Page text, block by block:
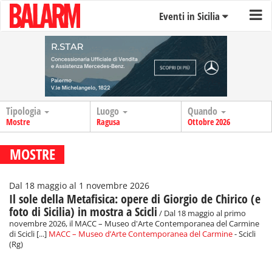
Eventi in Sicilia
Tipologia
Mostre
Luogo
Ragusa
Quando
Ottobre 2026
MOSTRE
Dal 18 maggio al 1 novembre 2026
Il sole della Metafisica: opere di Giorgio de Chirico (e
foto di Sicilia) in mostra a Scicli / Dal 18 maggio al primo
novembre 2026, il MACC – Museo d'Arte Contemporanea del Carmine
di Scicli [...] MACC – Museo d’Arte Contemporanea del Carmine- Scicli
(Rg)